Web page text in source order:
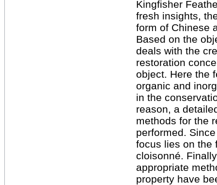
Kingfisher
fresh insights,
form of Chinese
Based on the
deals with the
restoration
object. Here the
organic and
in the
reason, a
methods for the
performed.
focus lies on the
cloisonné.
appropriate
property have